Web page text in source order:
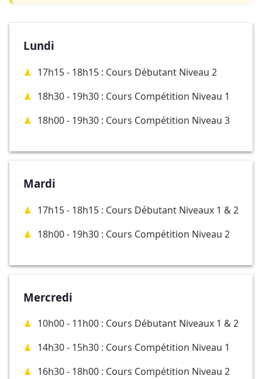
Lundi
17h15 - 18h15 : Cours Débutant Niveau 2
18h30 - 19h30 : Cours Compétition Niveau 1
18h00 - 19h30 : Cours Compétition Niveau 3
Mardi
17h15 - 18h15 : Cours Débutant Niveaux 1 & 2
18h00 - 19h30 : Cours Compétition Niveau 2
Mercredi
10h00 - 11h00 : Cours Débutant Niveaux 1 & 2
14h30 - 15h30 : Cours Compétition Niveau 1
16h30 - 18h00 : Cours Compétition Niveau 2